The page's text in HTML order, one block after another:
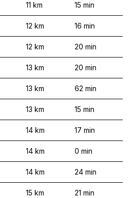
11 km 15 min
12 km 16 min
12 km 20 min
13 km 20 min
13 km 62 min
13 km 15 min
14 km 17 min
14 km 0 min
14 km 24 min
15 km 21 min